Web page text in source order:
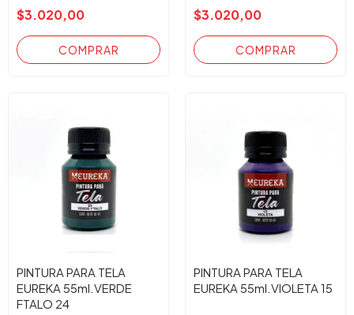
$3.020,00 $3.020,00
PINTURA PARA TELA
EUREKA 55ml.VERDE
FTALO 24
PINTURA PARA TELA
EUREKA 55ml.VIOLETA 15